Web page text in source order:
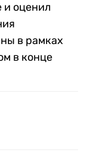
и оценил
в рамках
в конце